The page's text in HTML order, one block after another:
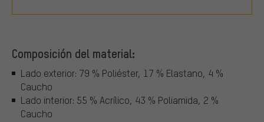
Composición del material:
Lado exterior: 79 % Poliéster, 17 % Elastano, 4 %
Caucho
Lado interior: 55 % Acrílico, 43 % Poliamida, 2 %
Caucho